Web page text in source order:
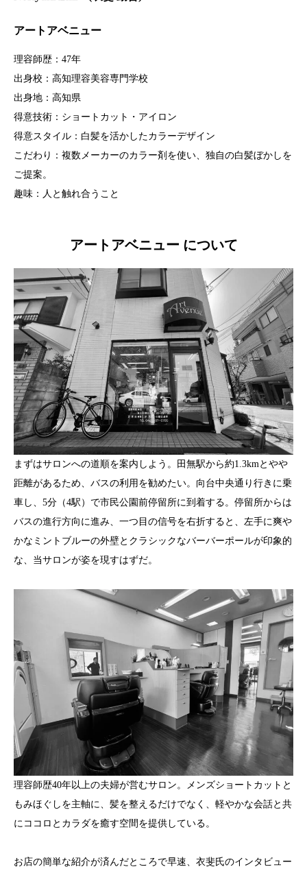
アートアベニュー
理容師歴：47年
出身校：高知理容美容専門学校
出身地：高知県
得意技術：ショートカット・アイロン
得意スタイル：白髪を活かしたカラーデザイン
こだわり：複数メーカーのカラー剤を使い、独自の白髪ぼかしを
ご提案。
趣味：人と触れ合うこと
アートアベニュー について
まずはサロンへの道順を案内しよう。田無駅から約1.3kmとやや
距離があるため、バスの利用を勧めたい。向台中央通り行きに乗
車し、5分（4駅）で市民公園前停留所に到着する。停留所からは
バスの進行方向に進み、一つ目の信号を右折すると、左手に爽や
かなミントブルーの外壁とクラシックなバーバーポールが印象的
な、当サロンが姿を現すはずだ。
理容師歴40年以上の夫婦が営むサロン。メンズショートカットと
もみほぐしを主軸に、髪を整えるだけでなく、軽やかな会話と共
にココロとカラダを癒す空間を提供している。
お店の簡単な紹介が済んだところで早速、衣斐氏のインタビュー